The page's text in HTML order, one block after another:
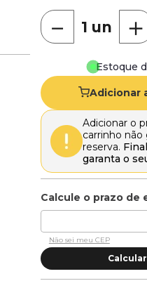
＋
－
Estoque
Adicionar
Adicionar o
carrinho não
reserva.
garanta o
Não sei meu CEP